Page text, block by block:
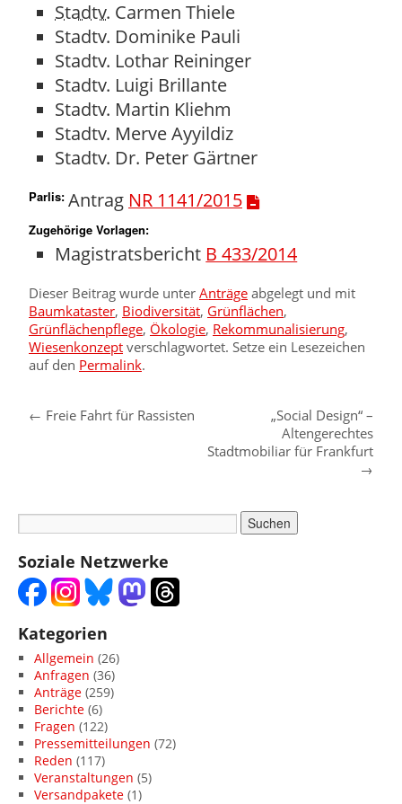
Stadtv. Carmen Thiele
Stadtv. Dominike Pauli
Stadtv. Lothar Reininger
Stadtv. Luigi Brillante
Stadtv. Martin Kliehm
Stadtv. Merve Ayyildiz
Stadtv. Dr. Peter Gärtner
Parlis: Antrag NR 1141/2015
Zugehörige Vorlagen:
Magistratsbericht B 433/2014
Dieser Beitrag wurde unter Anträge abgelegt und mit
Baumkataster, Biodiversität, Grünflächen,
Grünflächenpflege, Ökologie, Rekommunalisierung,
Wiesenkonzept verschlagwortet. Setze ein Lesezeichen
auf den Permalink.
← Freie Fahrt für Rassisten
„Social Design“ –
Altengerechtes
Stadtmobiliar für Frankfurt
→
Soziale Netzwerke
Kategorien
Allgemein (26)
Anfragen (36)
Anträge (259)
Berichte (6)
Fragen (122)
Pressemitteilungen (72)
Reden (117)
Veranstaltungen (5)
Versandpakete (1)